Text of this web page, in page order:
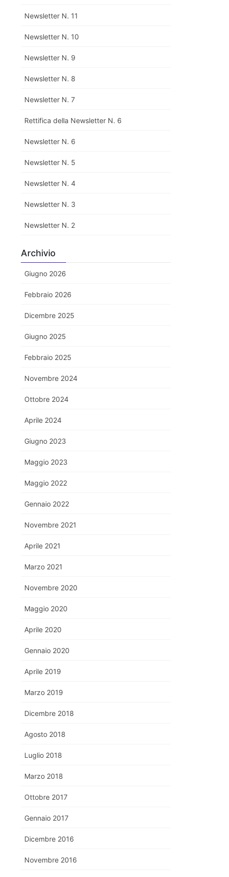
Newsletter N. 11
Newsletter N. 10
Newsletter N. 9
Newsletter N. 8
Newsletter N. 7
Rettifica della Newsletter N. 6
Newsletter N. 6
Newsletter N. 5
Newsletter N. 4
Newsletter N. 3
Newsletter N. 2
Archivio
Giugno 2026
Febbraio 2026
Dicembre 2025
Giugno 2025
Febbraio 2025
Novembre 2024
Ottobre 2024
Aprile 2024
Giugno 2023
Maggio 2023
Maggio 2022
Gennaio 2022
Novembre 2021
Aprile 2021
Marzo 2021
Novembre 2020
Maggio 2020
Aprile 2020
Gennaio 2020
Aprile 2019
Marzo 2019
Dicembre 2018
Agosto 2018
Luglio 2018
Marzo 2018
Ottobre 2017
Gennaio 2017
Dicembre 2016
Novembre 2016